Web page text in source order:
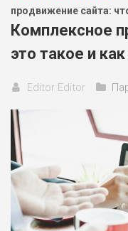
Партнеры
продвижение сайта:
Комплексное
это такое и
Editor Editor